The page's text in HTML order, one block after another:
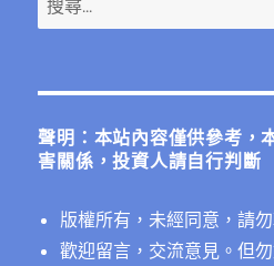
尋
鍵
聲明：本站內容僅供參考，
害關係，投資人請自行判斷
版權所有，未經同意，請勿
歡迎留言，交流意見。但